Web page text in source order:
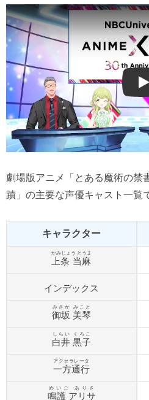
劇場版アニメ「とある魔術の禁
蹟」の主要な声優キャスト一覧
キャラクター
上条 当麻
かみじょう とうま
インデックス
御坂 美琴
みさか みこと
白井 黒子
しらい くろこ
一方通行
アクセラレータ
鳴護 アリサ
めいご ありさ